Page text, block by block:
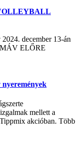
december 13-án
MÁV ELŐRE
nyeremények
mellett a
akcióban. Több